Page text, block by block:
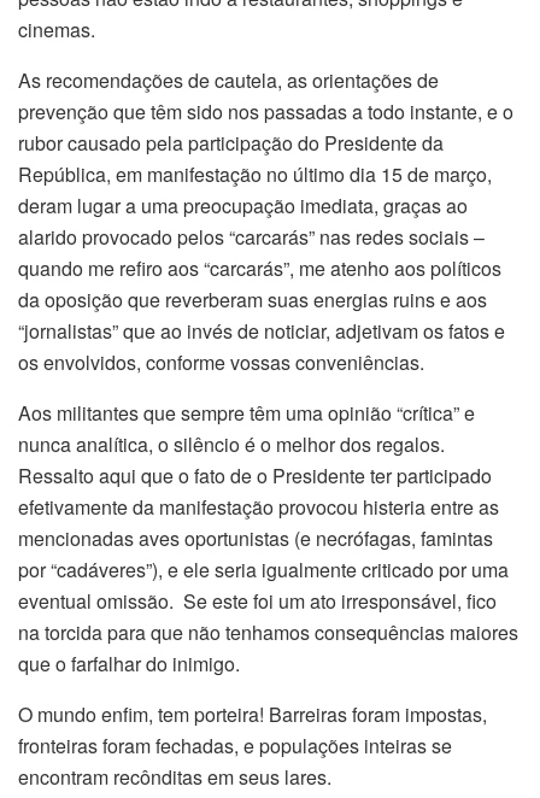
cinemas.
As recomendações de cautela, as orientações de
prevenção que têm sido nos passadas a todo instante, e o
rubor causado pela participação do Presidente da
República, em manifestação no último dia 15 de março,
deram lugar a uma preocupação imediata, graças ao
alarido provocado pelos “carcarás” nas redes sociais –
quando me refiro aos “carcarás”, me atenho aos políticos
da oposição que reverberam suas energias ruins e aos
“jornalistas” que ao invés de noticiar, adjetivam os fatos e
os envolvidos, conforme vossas conveniências.
Aos militantes que sempre têm uma opinião “crítica” e
nunca analítica, o silêncio é o melhor dos regalos.
Ressalto aqui que o fato de o Presidente ter participado
efetivamente da manifestação provocou histeria entre as
mencionadas aves oportunistas (e necrófagas, famintas
por “cadáveres”), e ele seria igualmente criticado por uma
eventual omissão. Se este foi um ato irresponsável, fico
na torcida para que não tenhamos consequências maiores
que o farfalhar do inimigo.
O mundo enfim, tem porteira! Barreiras foram impostas,
fronteiras foram fechadas, e populações inteiras se
encontram recônditas em seus lares.